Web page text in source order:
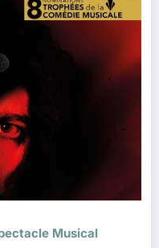
Musical